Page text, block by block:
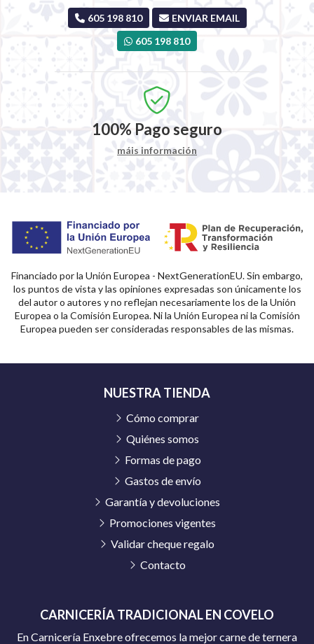
605 198 810
ENVIAR EMAIL
605 198 810
100% Pago seguro
máis información
Financiado por la Unión Europea - NextGenerationEU. Sin embargo,
los puntos de vista y las opiniones expresadas son únicamente los
del autor o autores y no reflejan necesariamente los de la Unión
Europea o la Comisión Europea. Ni la Unión Europea ni la Comisión
Europea pueden ser consideradas responsables de las mismas.
CARNICERÍA TRADICIONAL EN COVELO
En Carnicería Enxebre ofrecemos la mejor carne de ternera
NUESTRA TIENDA
Cómo comprar
Quiénes somos
Formas de pago
Gastos de envío
Garantía y devoluciones
Promociones vigentes
Validar cheque regalo
Contacto